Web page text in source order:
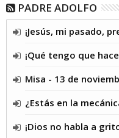
PADRE ADOLFO
¡Jesús, mi pasado,
¡Qué tengo que
Misa - 13 de
¿Estás en la
¡Dios no habla a